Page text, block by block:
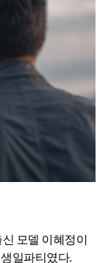
모델 이혜정이
일파티였다.